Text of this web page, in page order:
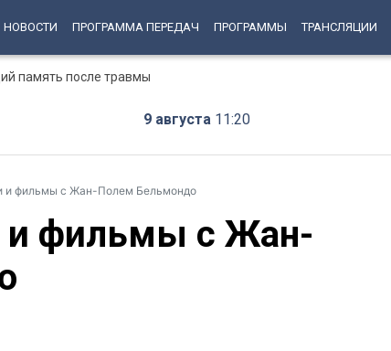
НОВОСТИ ПРОГРАММА ПЕРЕДАЧ ПРОГРАММЫ ТРАНСЛЯЦИИ
память после травмы
9 августа 11:20
и фильмы с Жан-Полем Бельмондо
и фильмы с Жан-